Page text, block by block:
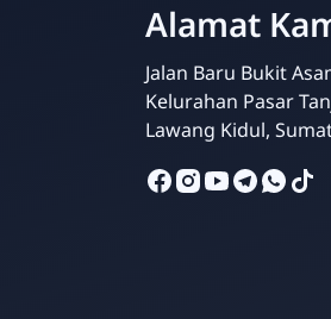
Alamat
Jalan Baru Bukit
Kelurahan Pasar
Lawang Kidul,